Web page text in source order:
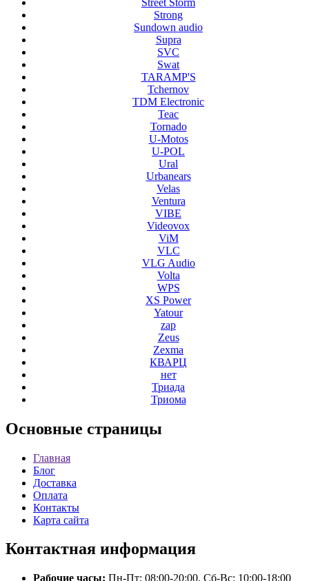
Strong
Sundown audio
Supra
SVC
Swat
TARAMP'S
Tchernov
TDM Electronic
Teac
Tornado
U-Motos
U-POL
Ural
Urbanears
Velas
Ventura
VIBE
Videovox
ViM
VLC
VLG Audio
Volta
WPS
XS Power
Yatour
zap
Zeus
Zexma
КВАРЦ
нет
Триада
Триома
Основные страницы
Главная
Блог
Доставка
Оплата
Контакты
Карта сайта
Контактная информация
Рабочие часы: Пн-Пт: 08:00-20:00, Сб-Вс: 10:00-18:00